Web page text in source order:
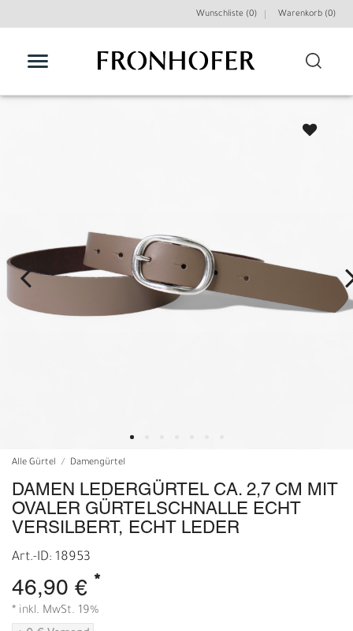
Wunschliste (0) Warenkorb (0)
Alle Gürtel Damengürtel
DAMEN LEDERGÜRTEL CA. 2,7 CM MIT
OVALER GÜRTELSCHNALLE ECHT
VERSILBERT, ECHT LEDER
Art.-ID: 18953
46,90 € *
* inkl. MwSt. 19%